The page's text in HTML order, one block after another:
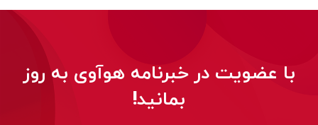
با عضویت در خبرنامه هوآوی به روز
بمانید!